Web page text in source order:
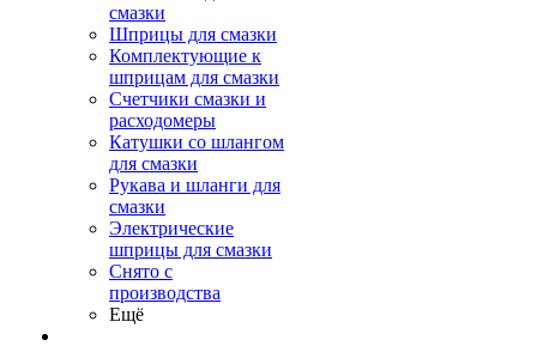
смазки
Шприцы для смазки
Комплектующие к
шприцам для смазки
Счетчики смазки и
расходомеры
Катушки со шлангом
для смазки
Рукава и шланги для
смазки
Электрические
шприцы для смазки
Снято с
производства
Ещё